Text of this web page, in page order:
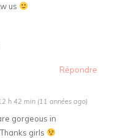
us
Répondre
h 42 min (11 années ago)
gorgeous in
girls